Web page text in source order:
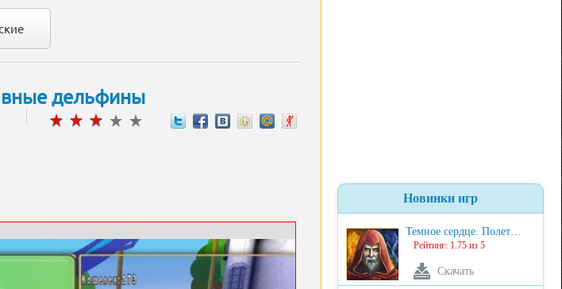
дельфины
Новинки игр
Темное сердце. Полет…
Рейтинг: 1.75 из 5
Скачать